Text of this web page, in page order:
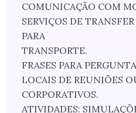
COMUNICAÇÃO COM
SERVIÇOS DE
PARA
TRANSPORTE.
FRASES PARA
LOCAIS DE REUNIÕES
CORPORATIVOS.
ATIVIDADES: